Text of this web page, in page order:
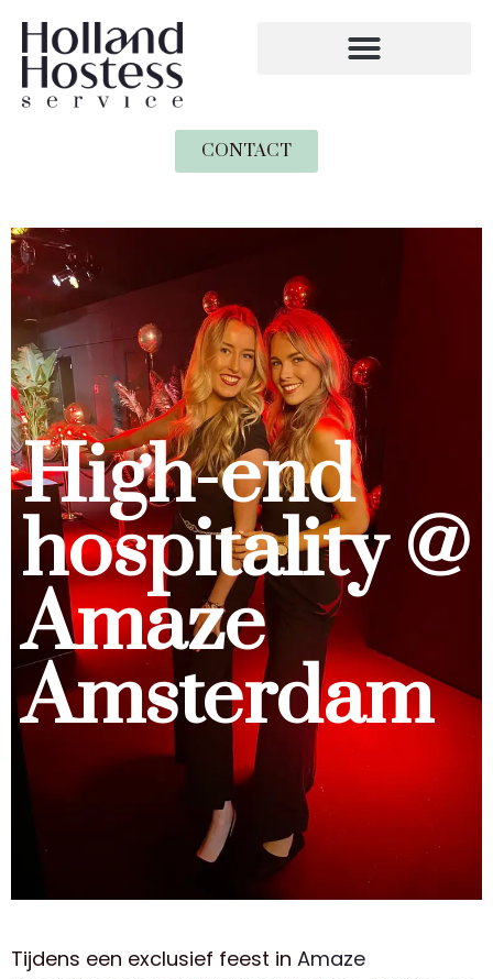
CONTACT
High-end
hospitality @
Amaze
Amsterdam
Tijdens een exclusief feest in Amaze